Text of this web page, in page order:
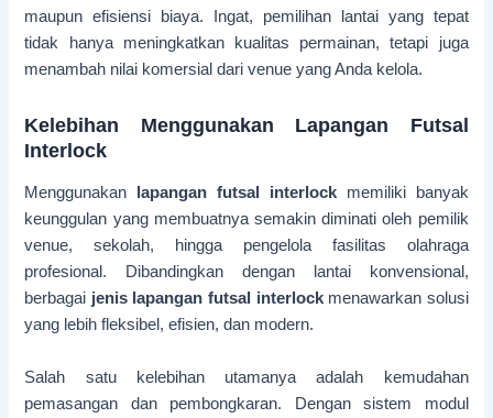
maupun efisiensi biaya. Ingat, pemilihan lantai yang tepat
tidak hanya meningkatkan kualitas permainan, tetapi juga
menambah nilai komersial dari venue yang Anda kelola.
Kelebihan Menggunakan Lapangan Futsal
Interlock
Menggunakan lapangan futsal interlockmemiliki banyak
keunggulan yang membuatnya semakin diminati oleh pemilik
venue, sekolah, hingga pengelola fasilitas olahraga
profesional. Dibandingkan dengan lantai konvensional,
berbagai jenis lapangan futsal interlockmenawarkan solusi
yang lebih fleksibel, efisien, dan modern.
Salah satu kelebihan utamanya adalah kemudahan
pemasangan dan pembongkaran. Dengan sistem modul